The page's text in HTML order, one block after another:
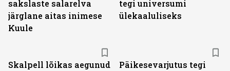
sakslaste salarelva
järglane aitas inimese
Kuule
tegi universumi
ülekaaluliseks
Skalpell lõikas aegunud
Päikesevarjutus tegi